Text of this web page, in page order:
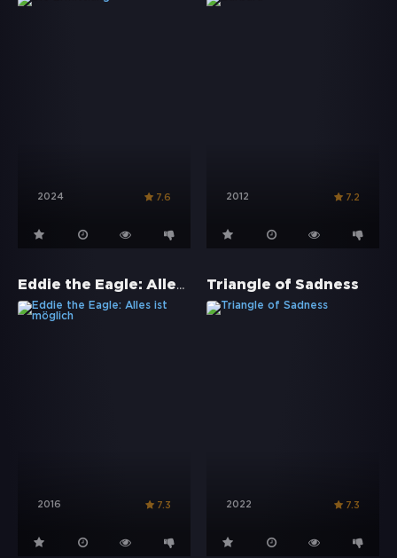
2024 7.6 2012 7.2
Eddie the Eagle: Alles ist möglich
2016 7.3
Triangle of Sadness
2022 7.3